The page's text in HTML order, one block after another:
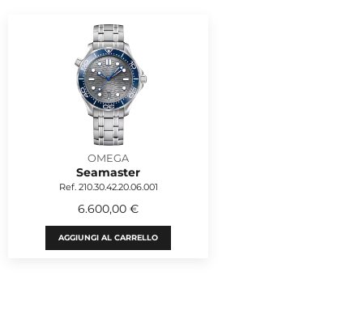
OMEGA
Seamaster
Ref. 210.30.42.20.06.001
6.600,00 €
AGGIUNGI AL CARRELLO